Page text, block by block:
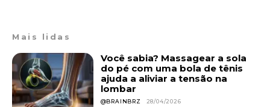
Mais lidas
Você sabia? Massagear a sola
do pé com uma bola de tênis
ajuda a aliviar a tensão na
lombar
@BRAINBRZ 28/04/2026